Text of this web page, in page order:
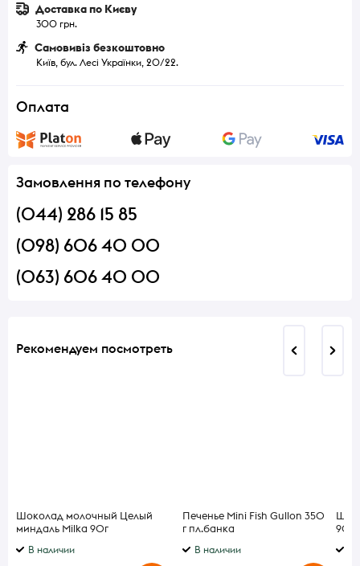
Доставка по Києву
300 грн.
Самовивіз безкоштовно
Київ, бул. Лесі Українки, 20/22.
Оплата
Замовлення по телефону
(044) 286 15 85
(098) 606 40 00
(063) 606 40 00
Рекомендуем посмотреть
Шоколад молочный Целый
миндаль Milka 90г
В наличии
Печенье Mini Fish Gullon 350
г пл.банка
В наличии
90г